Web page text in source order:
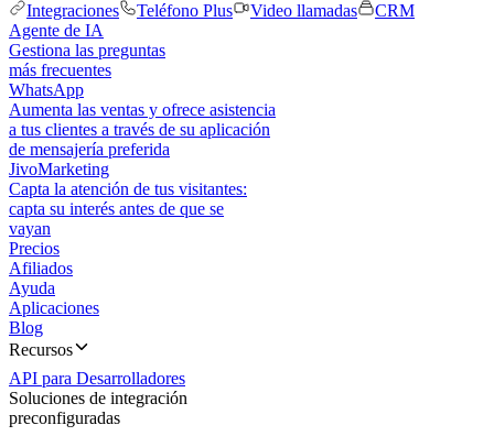
Integraciones
Teléfono Plus Video llamadas
CRM
Agente de IA
Gestiona las preguntas
más frecuentes
WhatsApp
Aumenta las ventas y ofrece asistencia
a tus clientes a través de su aplicación
de mensajería preferida
JivoMarketing
Capta la atención de tus visitantes:
capta su interés antes de que se
vayan
Precios
Afiliados
Ayuda
Aplicaciones
Blog
Recursos
API para Desarrolladores
Soluciones de integración
preconfiguradas